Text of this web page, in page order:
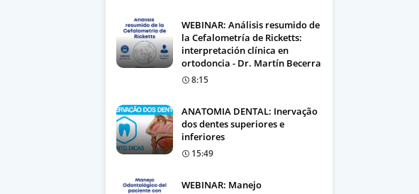
WEBINAR: Análisis resumido de
la Cefalometría de Ricketts:
interpretación clínica en
ortodoncia - Dr. Martín Becerra
8:15
ANATOMIA DENTAL: Inervação
dos dentes superiores e
inferiores
15:49
WEBINAR: Manejo